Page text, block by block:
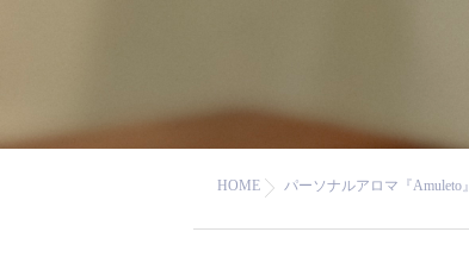
HOME パーソナルアロマ『Amuleto』